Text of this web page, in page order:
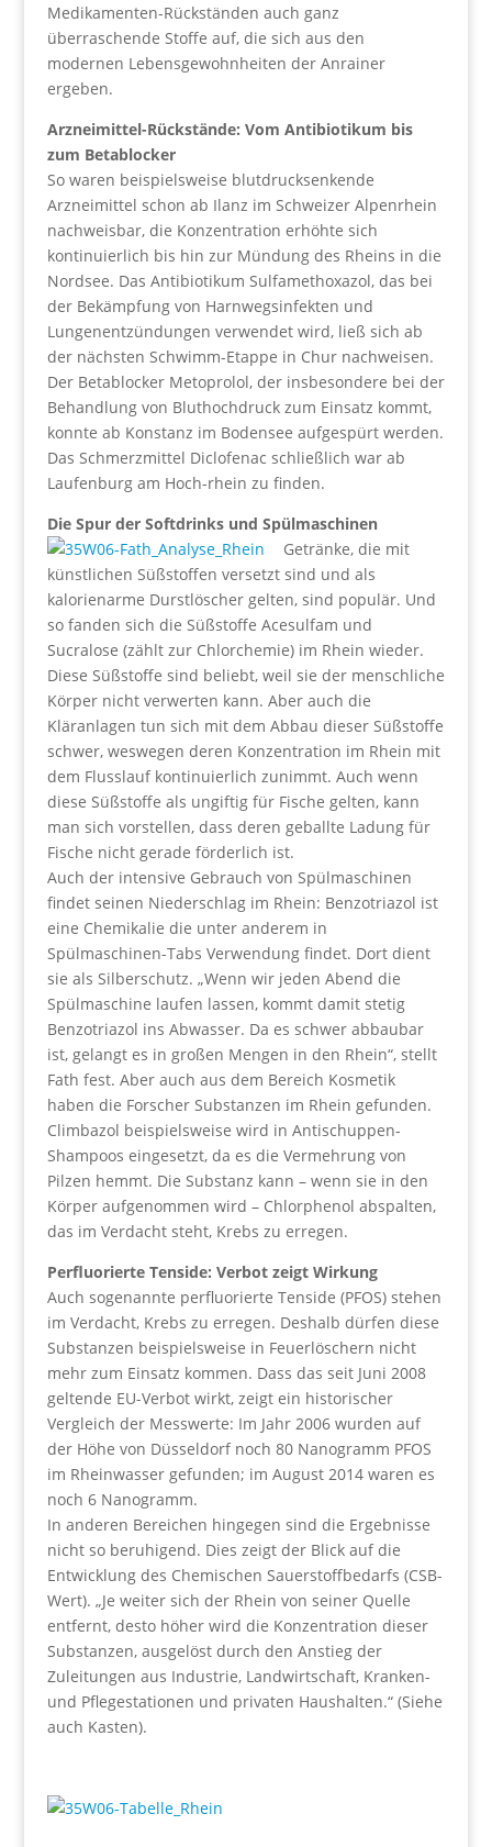
Medikamenten-Rückständen auch ganz
überraschende Stoffe auf, die sich aus den
modernen Lebensgewohnheiten der Anrainer
ergeben.
Arzneimittel-Rückstände: Vom Antibiotikum bis
zum Betablocker
So waren beispielsweise blutdrucksenkende
Arzneimittel schon ab Ilanz im Schweizer Alpenrhein
nachweisbar, die Konzentration erhöhte sich
kontinuierlich bis hin zur Mündung des Rheins in die
Nordsee. Das Antibiotikum Sulfamethoxazol, das bei
der Bekämpfung von Harnwegsinfekten und
Lungenentzündungen verwendet wird, ließ sich ab
der nächsten Schwimm-Etappe in Chur nachweisen.
Der Betablocker Metoprolol, der insbesondere bei der
Behandlung von Bluthochdruck zum Einsatz kommt,
konnte ab Konstanz im Bodensee aufgespürt werden.
Das Schmerzmittel Diclofenac schließlich war ab
Laufenburg am Hoch-rhein zu finden.
Die Spur der Softdrinks und Spülmaschinen
Getränke, die mit
künstlichen Süßstoffen versetzt sind und als
kalorienarme Durstlöscher gelten, sind populär. Und
so fanden sich die Süßstoffe Acesulfam und
Sucralose (zählt zur Chlorchemie) im Rhein wieder.
Diese Süßstoffe sind beliebt, weil sie der menschliche
Körper nicht verwerten kann. Aber auch die
Kläranlagen tun sich mit dem Abbau dieser Süßstoffe
schwer, weswegen deren Konzentration im Rhein mit
dem Flusslauf kontinuierlich zunimmt. Auch wenn
diese Süßstoffe als ungiftig für Fische gelten, kann
man sich vorstellen, dass deren geballte Ladung für
Fische nicht gerade förderlich ist.
Auch der intensive Gebrauch von Spülmaschinen
findet seinen Niederschlag im Rhein: Benzotriazol ist
eine Chemikalie die unter anderem in
Spülmaschinen-Tabs Verwendung findet. Dort dient
sie als Silberschutz. „Wenn wir jeden Abend die
Spülmaschine laufen lassen, kommt damit stetig
Benzotriazol ins Abwasser. Da es schwer abbaubar
ist, gelangt es in großen Mengen in den Rhein“, stellt
Fath fest. Aber auch aus dem Bereich Kosmetik
haben die Forscher Substanzen im Rhein gefunden.
Climbazol beispielsweise wird in Antischuppen-
Shampoos eingesetzt, da es die Vermehrung von
Pilzen hemmt. Die Substanz kann – wenn sie in den
Körper aufgenommen wird – Chlorphenol abspalten,
das im Verdacht steht, Krebs zu erregen.
Perfluorierte Tenside: Verbot zeigt Wirkung
Auch sogenannte perfluorierte Tenside (PFOS) stehen
im Verdacht, Krebs zu erregen. Deshalb dürfen diese
Substanzen beispielsweise in Feuerlöschern nicht
mehr zum Einsatz kommen. Dass das seit Juni 2008
geltende EU-Verbot wirkt, zeigt ein historischer
Vergleich der Messwerte: Im Jahr 2006 wurden auf
der Höhe von Düsseldorf noch 80 Nanogramm PFOS
im Rheinwasser gefunden; im August 2014 waren es
noch 6 Nanogramm.
In anderen Bereichen hingegen sind die Ergebnisse
nicht so beruhigend. Dies zeigt der Blick auf die
Entwicklung des Chemischen Sauerstoffbedarfs (CSB-
Wert). „Je weiter sich der Rhein von seiner Quelle
entfernt, desto höher wird die Konzentration dieser
Substanzen, ausgelöst durch den Anstieg der
Zuleitungen aus Industrie, Landwirtschaft, Kranken-
und Pflegestationen und privaten Haushalten.“ (Siehe
auch Kasten).